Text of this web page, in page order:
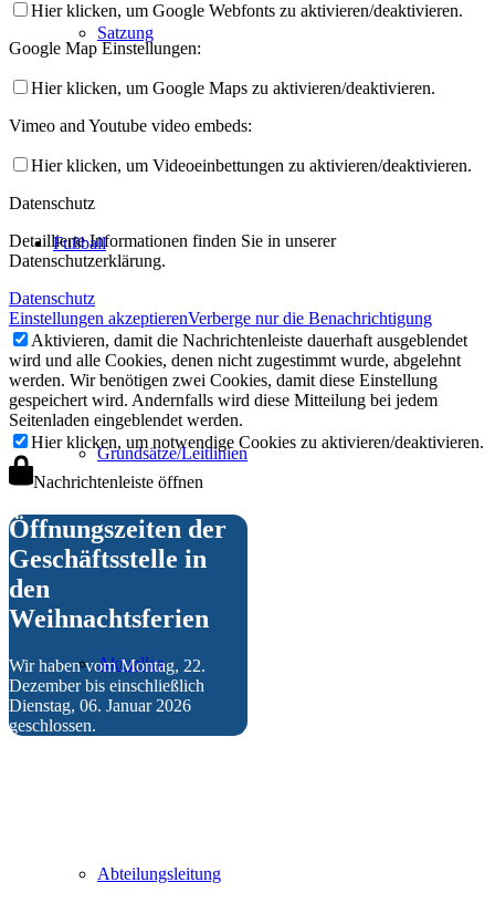
Satzung
Fußball
Grundsätze/Leitlinien
Aktuelles
Abteilungsleitung
Hier klicken, um Google Webfonts zu aktivieren/deaktivieren.
Google Map Einstellungen:
Hier klicken, um Google Maps zu aktivieren/deaktivieren.
Vimeo and Youtube video embeds:
Hier klicken, um Videoeinbettungen zu aktivieren/deaktivieren.
Datenschutz
Detaillierte Informationen finden Sie in unserer
Datenschutzerklärung.
Datenschutz
Einstellungen akzeptierenVerberge nur die Benachrichtigung
Aktivieren, damit die Nachrichtenleiste dauerhaft ausgeblendet
wird und alle Cookies, denen nicht zugestimmt wurde, abgelehnt
werden. Wir benötigen zwei Cookies, damit diese Einstellung
gespeichert wird. Andernfalls wird diese Mitteilung bei jedem
Seitenladen eingeblendet werden.
Hier klicken, um notwendige Cookies zu aktivieren/deaktivieren.
Nachrichtenleiste öffnen
Öffnungszeiten der
Geschäftsstelle in
den
Weihnachtsferien
Wir haben vom Montag, 22.
Dezember bis einschließlich
Dienstag, 06. Januar 2026
geschlossen.